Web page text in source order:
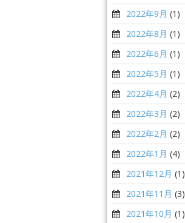
2022年9月 (1)
2022年8月 (1)
2022年6月 (1)
2022年5月 (1)
2022年4月 (2)
2022年3月 (2)
2022年2月 (2)
2022年1月 (4)
2021年12月 (1)
2021年11月 (3)
2021年10月 (1)